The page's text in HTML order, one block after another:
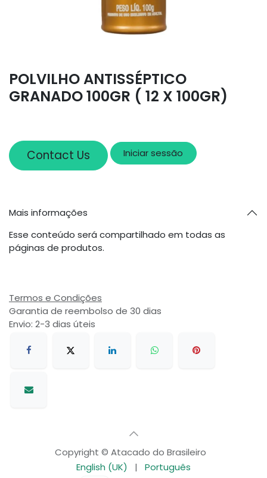
POLVILHO ANTISSÉPTICO
GRANADO 100GR ( 12 X 100GR)
Contact Us Iniciar sessão
Mais informações
Esse conteúdo será compartilhado em todas as
páginas de produtos.
Termos e Condições
Garantia de reembolso de 30 dias
Envio: 2-3 dias úteis
Copyright © Atacado do Brasileiro
English (UK)
|
Português